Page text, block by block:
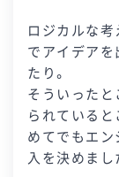
ロジカルな
でアイデア
たり。
そういった
られていると
めてでもエン
入を決めまし